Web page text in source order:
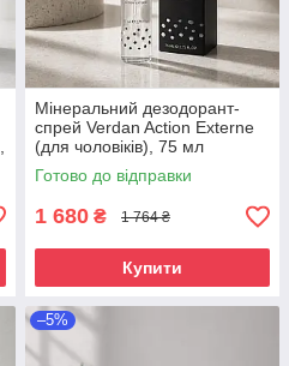
Мінеральний дезодорант-
спрей Verdan Action Externe
(для чоловіків), 75 мл
Готово до відправки
1 680 ₴ 1 764 ₴
Купити
–5%